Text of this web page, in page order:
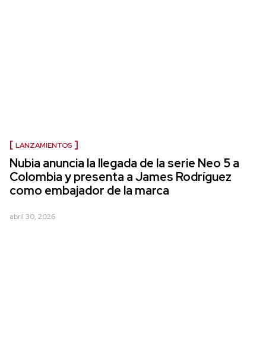
LANZAMIENTOS
Nubia anuncia la llegada de la serie Neo 5 a
Colombia y presenta a James Rodríguez
como embajador de la marca
abril 30, 2026